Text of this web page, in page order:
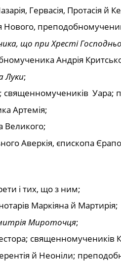
Гервасія, Протасія й
Нового,
що при Хресті
Андрія
Луки;
священномучеників Уара;
Артемія;
Великого;
Аверкія, єпископа
і тих, що з ним;
Маркіяна й Мартирія;
Мироточця;
священномучеників
й Неоніли;